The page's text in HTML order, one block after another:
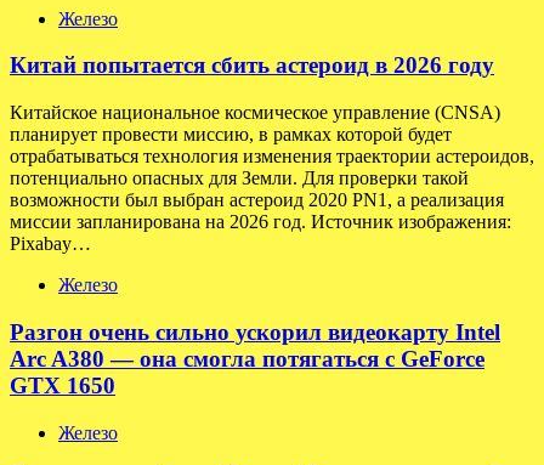
Железо
Китай попытается сбить астероид в 2026 году
Китайское национальное космическое управление (CNSA)
планирует провести миссию, в рамках которой будет
отрабатываться технология изменения траектории астероидов,
потенциально опасных для Земли. Для проверки такой
возможности был выбран астероид 2020 PN1, а реализация
миссии запланирована на 2026 год. Источник изображения:
Pixabay…
Железо
Разгон очень сильно ускорил видеокарту Intel
Arc A380 — она смогла потягаться с GeForce
GTX 1650
Железо